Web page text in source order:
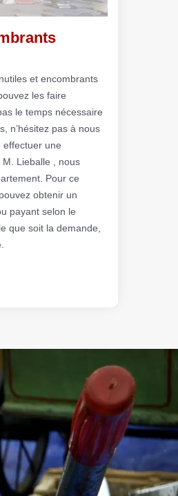
et encombrants
les faire
le temps nécessaire
n’hésitez pas à nous
effectuer une
Lieballe , nous
Pour ce
obtenir un
payant selon le
que soit la demande,